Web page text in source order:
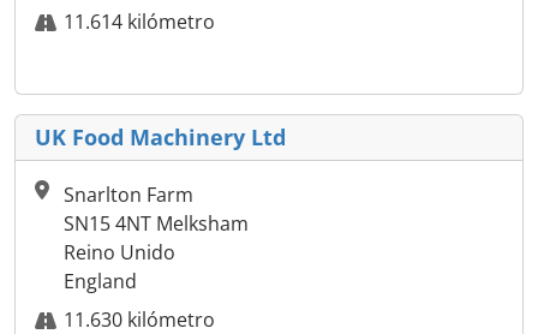
11.614 kilómetro
UK Food Machinery Ltd
Snarlton Farm
SN15 4NT Melksham
Reino Unido
England
11.630 kilómetro